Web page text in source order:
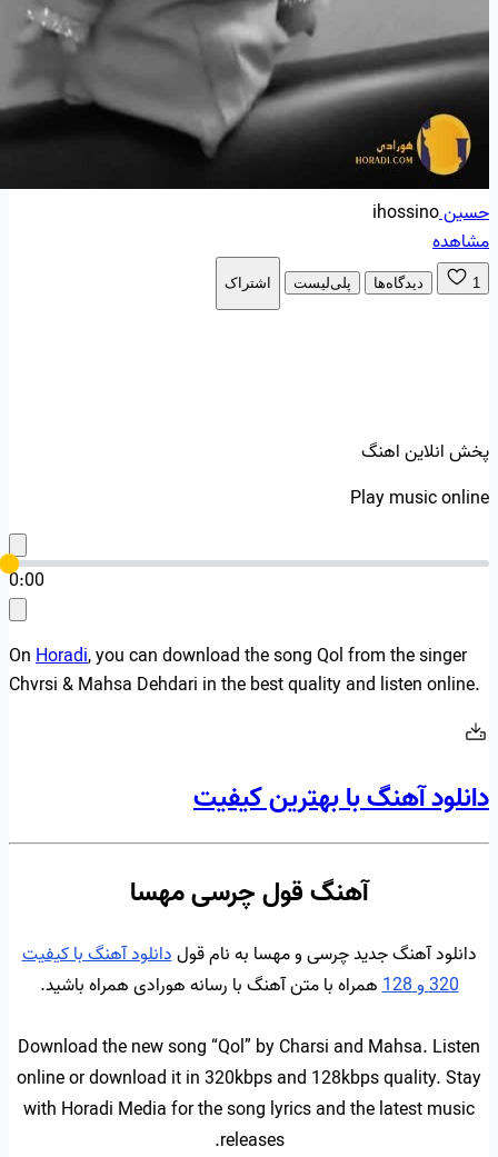
حسینihossino
مشاهده
1 دیدگاه‌ها پلی‌لیست اشتراک
پخش انلاین اهنگ
Play music online
0:00
OnHoradi, you can download the song Qol from the singer
Chvrsi & Mahsa Dehdari in the best quality and listen online.
دانلود آهنگ با بهترین کیفیت
آهنگ قول چرسی مهسا
دانلود آهنگ جدید چرسی و مهسا به نام قولدانلود آهنگ با کیفیت
320 و 128
همراه با متن آهنگ با رسانه هورادی همراه باشید.
Download the new song “Qol” by Charsi and Mahsa. Listen
online or download it in 320kbps and 128kbps quality. Stay
with Horadi Media for the song lyrics and the latest music
releases.